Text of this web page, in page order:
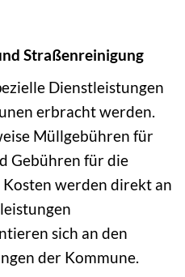
Straßenreinigung
Dienstleistungen
erbracht werden.
Müllgebühren für
Gebühren für die
werden direkt an
sich an den
der Kommune.